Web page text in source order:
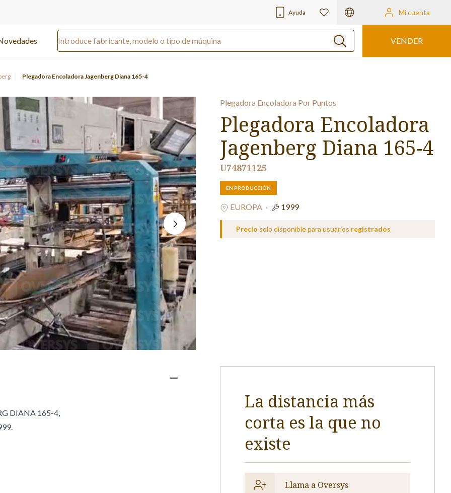
Ayuda Mi cuenta
VENDER
Plegadora Encoladora Jagenberg Diana 165-4
Plegadora Encoladora Por Puntos
Plegadora Encoladora
Jagenberg Diana 165-4
U74871125
EN PRODUCCIÓN
EUROPA · 1999
Precio solo disponible para usuarios registrados
DIANA 165-4,
La distancia más
corta es la que no
existe
Llama a Oversys